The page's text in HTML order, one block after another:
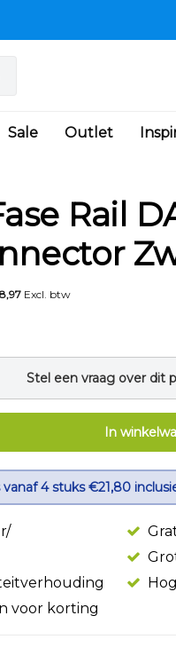
Sale Outlet
Rail
Excl. btw
Stel een vraag over dit
In
vanaf 4 stuks €21,80
voor korting